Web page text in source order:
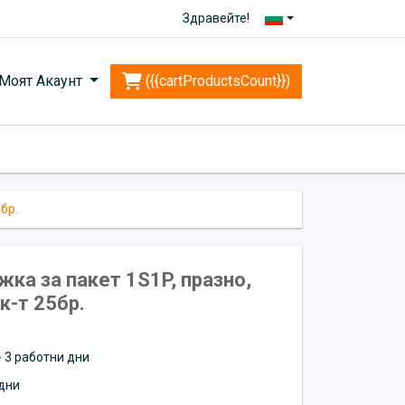
Здравейте!
Моят Акаунт ({{cartProductsCount}})
за пакет 1S1P, празно,
т 25бр.
3 работни дни